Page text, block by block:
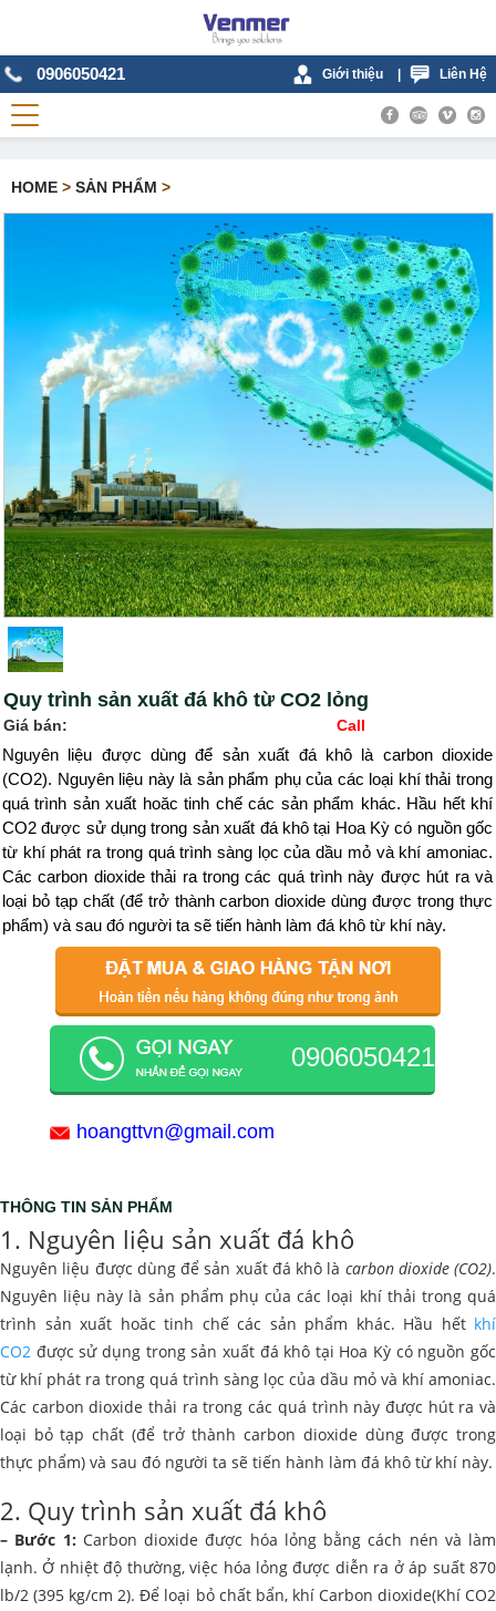
0906050421 Giới thiệu Liên Hệ
HOME > SẢN PHẨM >
Quy trình sản xuất đá khô từ CO2 lỏng
Giá bán: Call
Nguyên liệu được dùng để sản xuất đá khô là carbon dioxide
(CO2). Nguyên liệu này là sản phẩm phụ của các loại khí thải trong
quá trình sản xuất hoăc tinh chế các sản phẩm khác. Hầu hết khí
CO2 được sử dụng trong sản xuất đá khô tại Hoa Kỳ có nguồn gốc
từ khí phát ra trong quá trình sàng lọc của dầu mỏ và khí amoniac.
Các carbon dioxide thải ra trong các quá trình này được hút ra và
loại bỏ tạp chất (để trở thành carbon dioxide dùng được trong thực
phẩm) và sau đó người ta sẽ tiến hành làm đá khô từ khí này.
0906050421
hoangttvn@gmail.com
THÔNG TIN SẢN PHẨM
1. Nguyên liệu sản xuất đá khô
Nguyên liệu được dùng để sản xuất đá khô là carbon dioxide (CO2).
Nguyên liệu này là sản phẩm phụ của các loại khí thải trong quá
trình sản xuất hoăc tinh chế các sản phẩm khác. Hầu hết khí
CO2 được sử dụng trong sản xuất đá khô tại Hoa Kỳ có nguồn gốc
từ khí phát ra trong quá trình sàng lọc của dầu mỏ và khí amoniac.
Các carbon dioxide thải ra trong các quá trình này được hút ra và
loại bỏ tạp chất (để trở thành carbon dioxide dùng được trong
thực phẩm) và sau đó người ta sẽ tiến hành làm đá khô từ khí này.
2. Quy trình sản xuất đá khô
– Bước 1: Carbon dioxide được hóa lỏng bằng cách nén và làm
lạnh. Ở nhiệt độ thường, việc hóa lỏng được diễn ra ở áp suất 870
lb/2 (395 kg/cm 2). Để loại bỏ chất bẩn, khí Carbon dioxide(Khí CO2